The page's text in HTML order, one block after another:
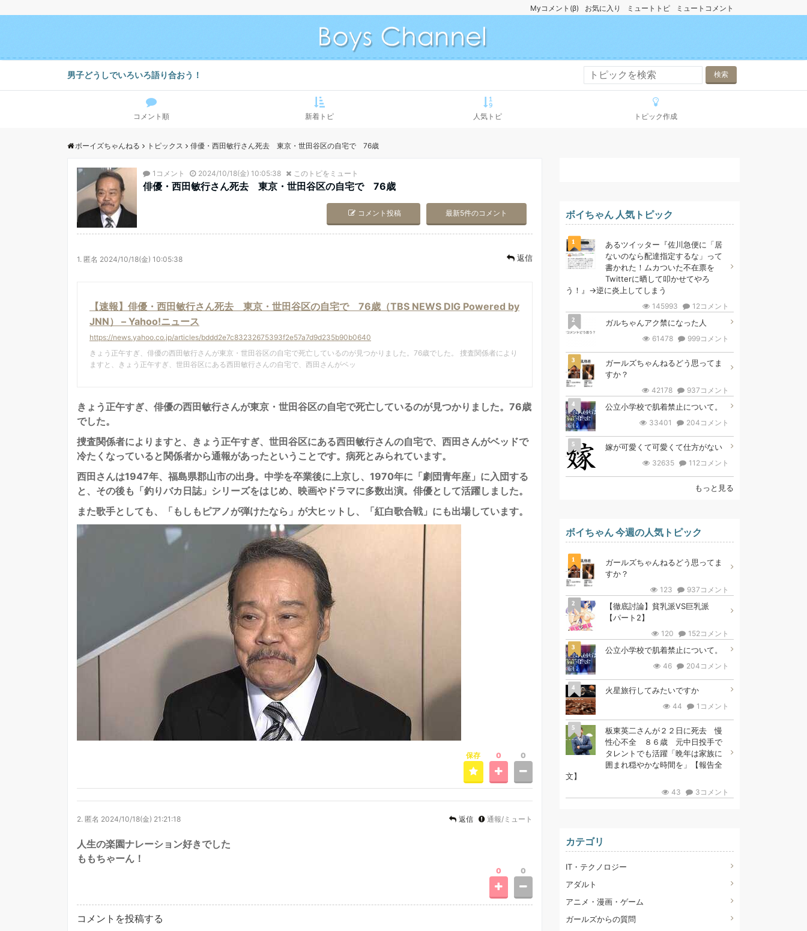
ミュートコメント
ミュートトピ
お気に入り
Myコメント(β)
男子どうしでいろいろ語り合おう！
コメント順 新着トピ 人気トピ トピック作成
ボーイズちゃんねる トピックス 俳優・西田敏行さん死去 東京・世田谷区の自宅で 76歳
1コメント 2024/10/18(金) 10:05:38 このトピをミュート
俳優・西田敏行さん死去 東京・世田谷区の自宅で 76歳
コメント投稿 最新5件のコメント
1. 匿名 2024/10/18(金) 10:05:38 返信
【速報】俳優・西田敏行さん死去 東京・世田谷区の自宅で 76歳（TBS NEWS DIG Powered by
JNN） – Yahoo!ニュース
https://news.yahoo.co.jp/articles/bddd2e7c83232675393f2e57a7d9d235b90b0640
きょう正午すぎ、俳優の西田敏行さんが東京・世田谷区の自宅で死亡しているのが見つかりました。76歳でした。 捜査関係者により
ますと、きょう正午すぎ、世田谷区にある西田敏行さんの自宅で、西田さんがベッ
きょう正午すぎ、俳優の西田敏行さんが東京・世田谷区の自宅で死亡しているのが見つかりました。76歳
でした。
捜査関係者によりますと、きょう正午すぎ、世田谷区にある西田敏行さんの自宅で、西田さんがベッドで
冷たくなっていると関係者から通報があったということです。病死とみられています。
西田さんは1947年、福島県郡山市の出身。中学を卒業後に上京し、1970年に「劇団青年座」に入団する
と、その後も「釣りバカ日誌」シリーズをはじめ、映画やドラマに多数出演。俳優として活躍しました。
また歌手としても、「もしもピアノが弾けたなら」が大ヒットし、「紅白歌合戦」にも出場しています。
保存 0 0
2. 匿名 2024/10/18(金) 21:21:18 返信 通報/ミュート
人生の楽園ナレーション好きでした
ももちゃーん！
0 0
コメントを投稿する
ボイちゃん 人気トピック
1
あるツイッター『佐川急便に「居
ないのなら配達指定するな」って
書かれた！ムカついた不在票を
Twitterに晒して叩かせてやろ
う！』→逆に炎上してしまう
145993 12コメント
2 ガルちゃんアク禁になった人
61478 999コメント
3
ガールズちゃんねるどう思ってま
すか？
42178 937コメント
4 公立小学校で肌着禁止について。
33401 204コメント
5 嫁が可愛くて可愛くて仕方がない
32635 112コメント
もっと見る
ボイちゃん 今週の人気トピック
1
ガールズちゃんねるどう思ってま
すか？
123 937コメント
2
【徹底討論】貧乳派VS巨乳派
【パート2】
120 152コメント
3 公立小学校で肌着禁止について。
46 204コメント
4 火星旅行してみたいですか
44 1コメント
5
板東英二さんが２２日に死去 慢
性心不全 ８６歳 元中日投手で
タレントでも活躍「晩年は家族に
囲まれ穏やかな時間を」【報告全
文】
43 3コメント
カテゴリ
IT・テクノロジー
アダルト
アニメ・漫画・ゲーム
ガールズからの質問